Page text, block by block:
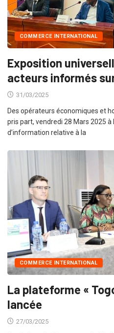
COMMERCE INTERNATIONAL
Exposition
acteurs informés
31/03/2025
Des opérateurs économiques et
pris part, vendredi 28 Mars 2025 à
d’information relative à la
COMMERCE INTERNATIONAL
La plateforme «
lancée
27/03/2025